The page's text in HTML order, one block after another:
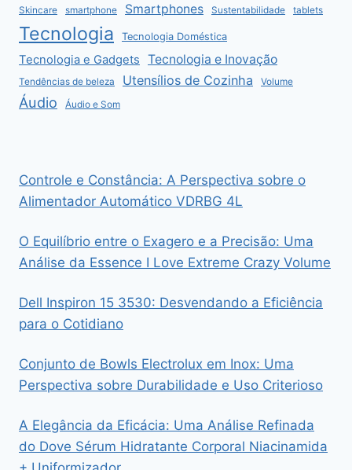
Skincare smartphone Smartphones Sustentabilidade tablets
Tecnologia Tecnologia Doméstica
Tecnologia e Gadgets Tecnologia e Inovação
Tendências de beleza Utensílios de Cozinha Volume
Áudio Áudio e Som
Controle e Constância: A Perspectiva sobre o
Alimentador Automático VDRBG 4L
O Equilíbrio entre o Exagero e a Precisão: Uma
Análise da Essence I Love Extreme Crazy Volume
Dell Inspiron 15 3530: Desvendando a Eficiência
para o Cotidiano
Conjunto de Bowls Electrolux em Inox: Uma
Perspectiva sobre Durabilidade e Uso Criterioso
A Elegância da Eficácia: Uma Análise Refinada
do Dove Sérum Hidratante Corporal Niacinamida